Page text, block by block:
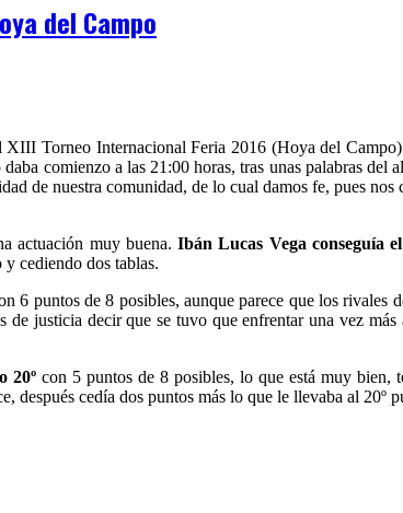
del Campo
Torneo Internacional Feria 2016 (Hoya del
comienzo a las 21:00 horas, tras unas palabras
de nuestra comunidad, de lo cual damos fe, pues
actuación muy buena.Ibán Lucas Vega conseguía
cediendo dos tablas.
6 puntos de 8 posibles, aunque parece que los
justicia decir que se tuvo que enfrentar una vez
20º con 5 puntos de 8 posibles, lo que está muy bien,
después cedía dos puntos más lo que le llevaba al 20º